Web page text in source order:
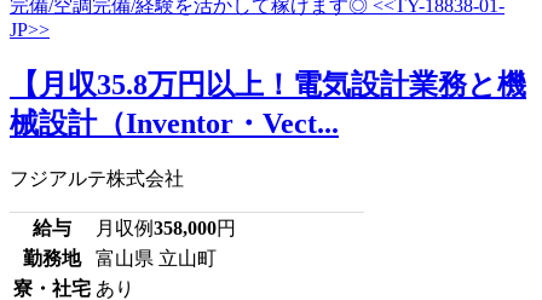
【月収35.8万円以上！電気設計業務と機
械設計（Inventor・Vect...
フジアルテ株式会社
給与 月収例358,000円
勤務地
富山県 立山町
寮・社宅 あり